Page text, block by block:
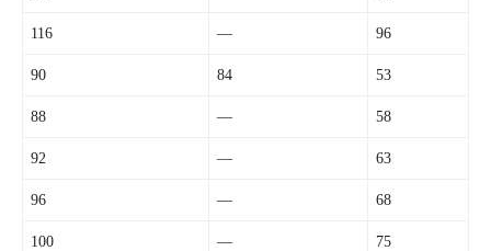
116 — 96
90 84 53
88 — 58
92 — 63
96 — 68
100 — 75